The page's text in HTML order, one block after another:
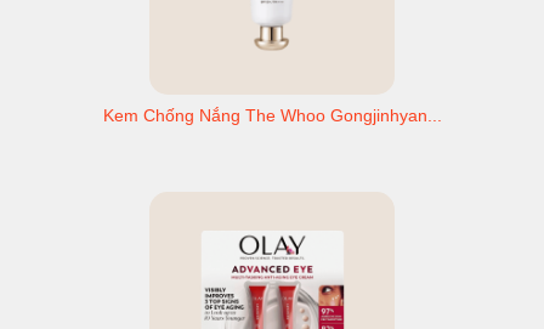
Kem Chống Nắng The Whoo Gongjinhyan...